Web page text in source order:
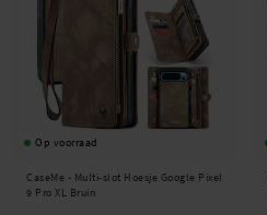
Op voorraad
CaseMe - Multi-slot Hoesje Google Pixel
9 Pro XL Bruin